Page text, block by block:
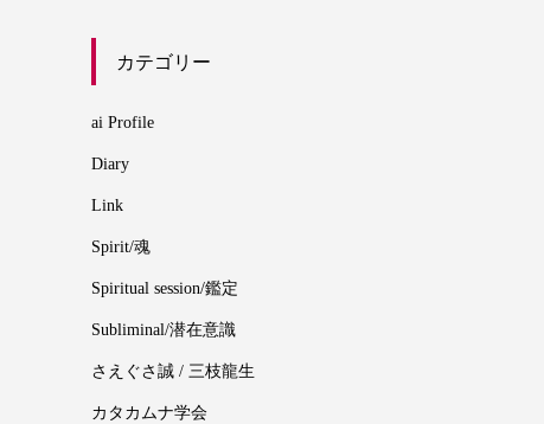
カテゴリー
ai Profile
Diary
Link
Spirit/魂
Spiritual session/鑑定
Subliminal/潜在意識
さえぐさ誠 / 三枝龍生
カタカムナ学会